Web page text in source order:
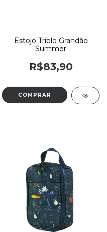
Estojo Triplo Grandão
Summer
R$83,90